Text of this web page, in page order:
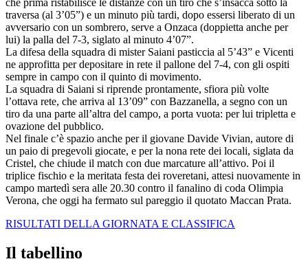
che prima ristabilisce le distanze con un tiro che s’insacca sotto la
traversa (al 3’05”) e un minuto più tardi, dopo essersi liberato di un
avversario con un sombrero, serve a Onzaca (doppietta anche per
lui) la palla del 7-3, siglato al minuto 4’07”.
La difesa della squadra di mister Saiani pasticcia al 5’43” e Vicenti
ne approfitta per depositare in rete il pallone del 7-4, con gli ospiti
sempre in campo con il quinto di movimento.
La squadra di Saiani si riprende prontamente, sfiora più volte
l’ottava rete, che arriva al 13’09” con Bazzanella, a segno con un
tiro da una parte all’altra del campo, a porta vuota: per lui tripletta e
ovazione del pubblico.
Nel finale c’è spazio anche per il giovane Davide Vivian, autore di
un paio di pregevoli giocate, e per la nona rete dei locali, siglata da
Cristel, che chiude il match con due marcature all’attivo. Poi il
triplice fischio e la meritata festa dei roveretani, attesi nuovamente in
campo martedì sera alle 20.30 contro il fanalino di coda Olimpia
Verona, che oggi ha fermato sul pareggio il quotato Maccan Prata.
RISULTATI DELLA GIORNATA E CLASSIFICA
Il tabellino